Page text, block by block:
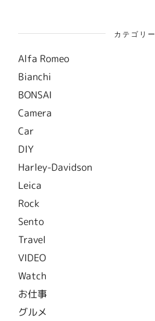
カテゴリー
Alfa Romeo
Bianchi
BONSAI
Camera
Car
DIY
Harley-Davidson
Leica
Rock
Sento
Travel
VIDEO
Watch
お仕事
グルメ